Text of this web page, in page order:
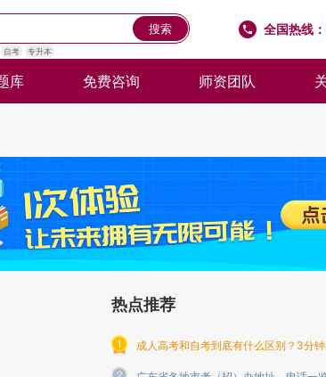
全国热线
搜索
自考 专升本
库 免费咨询 师资团队
热点推荐
成人高考和自考到底有什么区别？3分